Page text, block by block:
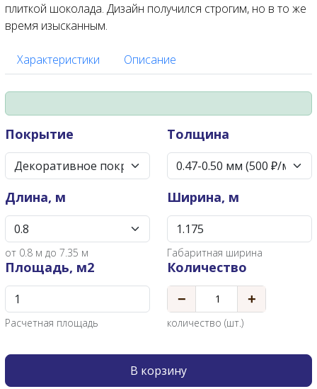
плиткой шоколада. Дизайн получился строгим, но в то же
время изысканным.
Характеристики Описание
Покрытие Толщина
Длина, м
от 0.8 м до 7.35 м
Ширина, м
Габаритная ширина
Площадь, м2
Расчетная площадь
Количество
− +
количество (шт.)
В корзину